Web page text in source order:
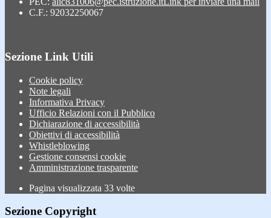
C.F.: 92032250067
Sezione Link Utili
Cookie policy
Note legali
Informativa Privacy
Ufficio Relazioni con il Pubblico
Dichiarazione di accessibilità
Obiettivi di accessibilità
Whistleblowing
Gestione consensi cookie
Amministrazione trasparente
Pagina visualizzata 33 volte
Sezione Copyright